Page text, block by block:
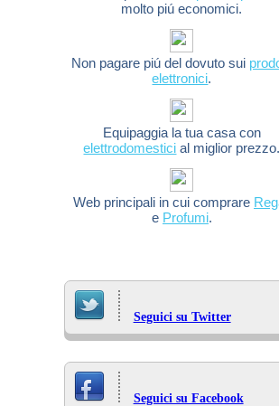
molto piú economici.
Non pagare piú del dovuto sui
elettronici.
Equipaggia la tua casa con
elettrodomestici al miglior prezzo.
Web principali in cui comprare
e Profumi.
Seguici su Twitter
Seguici su Facebook